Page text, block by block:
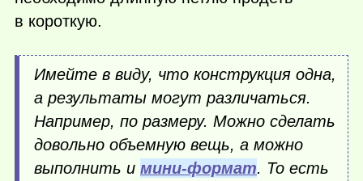
в короткую.
Имейте в виду, что конструкция одна,
а результаты могут различаться.
Например, по размеру. Можно сделать
довольно объемную вещь, а можно
выполнить и мини-формат. То есть